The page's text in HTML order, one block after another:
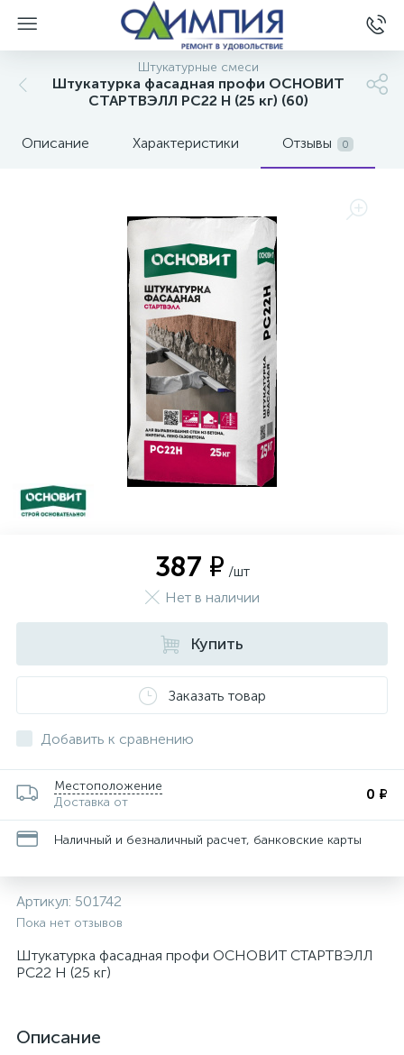
Штукатурные смеси
Штукатурка фасадная профи ОСНОВИТ
СТАРТВЭЛЛ PC22 H (25 кг) (60)
Описание Характеристики Отзывы 0
387 ₽ /шт
Нет в наличии
Купить
Заказать товар
Добавить к сравнению
Местоположение
Доставка от
0 ₽
Наличный и безналичный расчет, банковские карты
Артикул: 501742
Пока нет отзывов
Штукатурка фасадная профи ОСНОВИТ СТАРТВЭЛЛ
PC22 H (25 кг)
Описание